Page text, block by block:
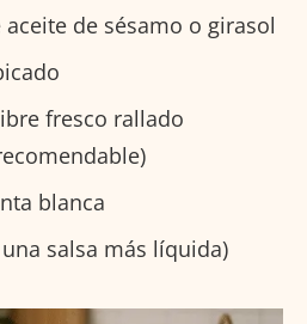
de sésamo o girasol
fresco rallado
blanca
salsa más líquida)